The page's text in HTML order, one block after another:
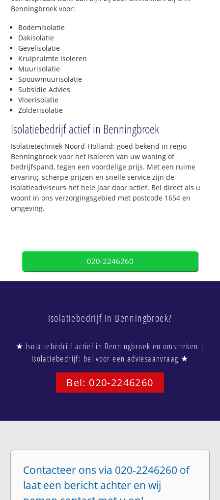
Benningbroek voor:
Bodemisolatie
Dakisolatie
Gevelisolatie
Kruipruimte isoleren
Muurisolatie
Spouwmuurisolatie
Subsidie Advies
Vloerisolatie
Zolderisolatie
Isolatiebedrijf actief in Benningbroek
Isolatietechniek Noord-Holland: goed bekend in regio
Benningbroek voor het isoleren van uw woning of
bedrijfspand, tegen een voordelige prijs. Met een ruime
ervaring, scherpe prijzen en snelle service zijn de
isolatieadviseurs het hele jaar door actief. Bel direct als u
woont in ons verzorgingsgebied met postcode 1654 en
omgeving.
020-2246260
Isolatiebedrijf in Benningbroek?
★ Isolatiebedrijf actief in Benningbroek en omstreken |
Isolatiebedrijf: bel voor een adviesaanvraag ★
Bel: 020-2246260
Contacteer ons via 020-2246260 of
laat een bericht achter en wij